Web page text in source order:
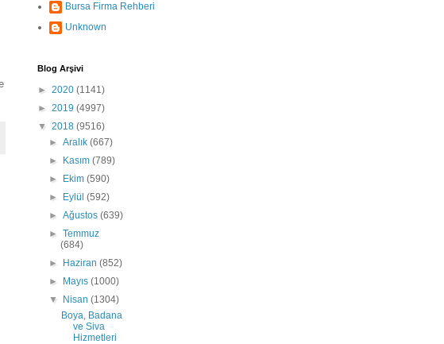
Bursa Firma Rehberi
Unknown
Blog Arşivi
► 2020 (1141)
► 2019 (4997)
▼ 2018 (9516)
►Aralık(667)
►
Kasım(789)
►
Ekim(590)
►
Eylül(592)
►Ağustos(639)
►Temmuz
(684)
►
Haziran(852)
►
Mayıs(1000)
▼
Nisan(1304)
Boya, Badana
ve Siva
Hizmetleri